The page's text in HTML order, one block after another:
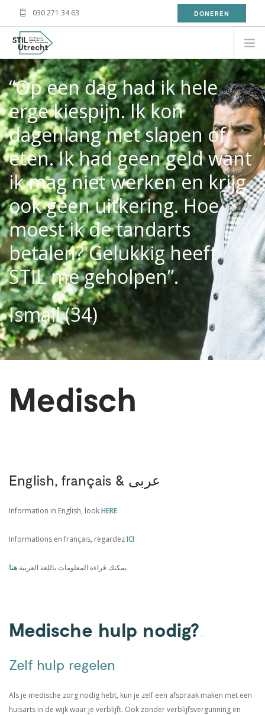
030 271 34 63 DONEREN
NEED HELP?
BESOIN D'AIDE?
معلومة
WAT DOET STIL?
WAT KAN JIJ DOEN?
OVER STIL
NIEUWS
CONTACT
“Op een dag had ik hele
erge kiespijn. Ik kon
dagenlang niet slapen of
eten. Ik had geen geld want
ik mag niet werken en krijg
ook geen uitkering. Hoe
moest ik de tandarts
betalen? Gelukkig heeft
STIL me geholpen”.
Ismail (34)
Medisch
English, fran çais & عربى
Information in English, lookHERE.
Informations en français, regardezICI
يمكنك قراءة المعلومات باللغة العربية هنا
Medische hulp nodig?.
Zelf hulp regelen
Als je medische zorg nodig hebt, kun je zelf een afspraak maken met een
huisarts in de wijk waar je verblijft. Ook zonder verblijfsvergunning en